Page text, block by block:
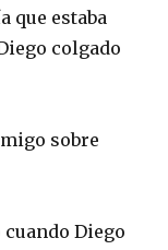
que estaba
colgado
sobre
Diego